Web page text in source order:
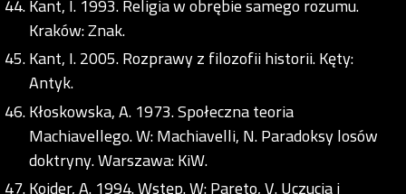
Kraków: Znak.
Kant, I. 2005. Rozprawy z filozofii historii. Kęty:
Antyk.
Kłoskowska, A. 1973. Społeczna teoria
Machiavellego. W: Machiavelli, N. Paradoksy losów
doktryny. Warszawa: KiW.